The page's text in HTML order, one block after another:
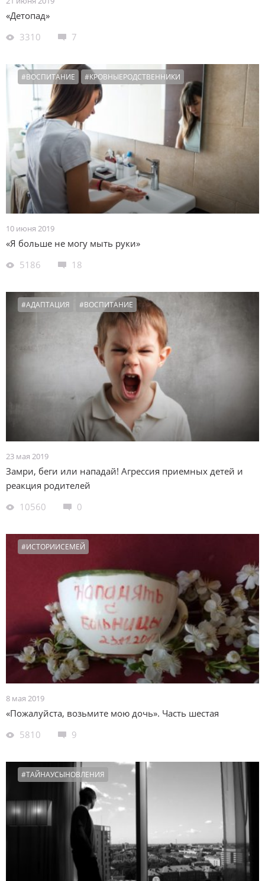
«Детопад»
3310
7
#ВОСПИТАНИЕ #КРОВНЫЕРОДСТВЕННИКИ
10 июня 2019
«Я больше не могу мыть руки»
5186
18
#АДАПТАЦИЯ #ВОСПИТАНИЕ
23 мая 2019
Замри, беги или нападай! Агрессия приемных детей и
реакция родителей
10560
0
#ИСТОРИИСЕМЕЙ
8 мая 2019
«Пожалуйста, возьмите мою дочь». Часть шестая
5810
9
#ТАЙНАУСЫНОВЛЕНИЯ